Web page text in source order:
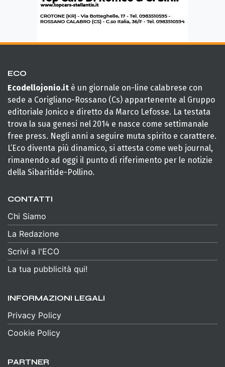
ECO
Ecodellojonio.it è un giornale on-line calabrese con
sede a Corigliano-Rossano (Cs) appartenente al Gruppo
editoriale Jonico e diretto da Marco Lefosse. La testata
trova la sua genesi nel 2014 e nasce come settimanale
free press. Negli anni a seguire muta spirito e carattere.
L’Eco diventa più dinamico, si attesta come web journal,
rimanendo ad oggi il punto di riferimento per le notizie
della Sibaritide-Pollino.
CONTATTI
Chi Siamo
La Redazione
Scrivi a l'ECO
La tua pubblicità qui!
INFORMAZIONI LEGALI
Privacy Policy
Cookie Policy
PARTNER